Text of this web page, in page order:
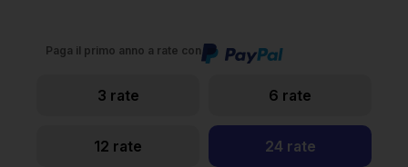
Paga il primo anno a rate con
3 rate 6 rate
12 rate 24 rate